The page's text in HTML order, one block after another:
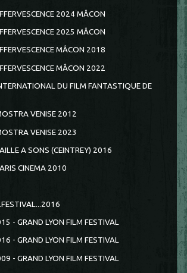
2024 MÂCON
2025 MÂCON
MÂCON 2018
MÂCON 2022
DU FILM FANTASTIQUE DE
VENISE 2012
VENISE 2023
A SONS (CEINTREY) 2016
CINEMA 2010
- GRAND LYON FILM FESTIVAL
- GRAND LYON FILM FESTIVAL
- GRAND LYON FILM FESTIVAL